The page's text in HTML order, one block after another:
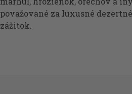
považované za luxusné
zážitok.